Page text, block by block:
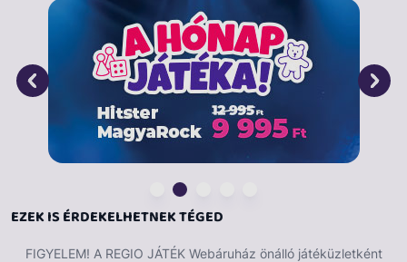
a gyerekek kreativitását és finommotoros készségeit,
miközben önálló gondoskodási élményt nyújt.
Tökéletes ajándék minden kis hercegnő számára, aki
szereti a babákat és a hajformázást!
EZEK IS ÉRDEKELHETNEK TÉGED
FIGYELEM! A REGIO JÁTÉK Webáruház önálló játéküzletként